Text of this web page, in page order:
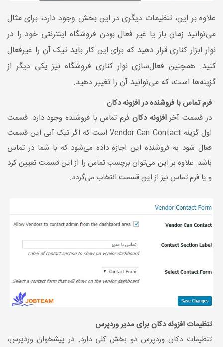
علاوه بر این، تنظیمات دیگری در این بخش وجود دارد، برای مثال
می‌توانید زمان باز یا غیر فعال بودن فروشگاه اینترنتی خود را در
نوار ابزار کناری قرار دهید که برای این کار باید تیک آن را غیرفعال
کنید. همچنین فعال‌سازی نوار کناری فروشگاه نیز یکی دیگر از
گزینه‌ها است، که می‌توانید آن را تغییر دهید.
فرم تماس با فروشنده در افزونه دکان
در قسمت آخرافزونه دکان فرم تماس با فروشنده وجود دارد. قسمت
اول گزینه Vendor Can Contact است که اگر تیک آبی این قسمت
فعال شود به فروشنده این اجازه داده می‌شود که با شما در تماس
باشد. علاوه بر این می‌توان برچسب تماس را از این قسمت تعیین کرد
و یا فرم تماس نیز از این قسمت انتخاب می‌گردد.
تنظیمات افزونه دکان برای مدیر وردپرس
تنظیمات دکان وردپرس دو بخش کلی دارد. در پیشخوان وردپرس،